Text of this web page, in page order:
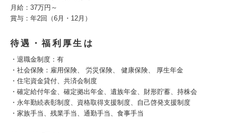
月給：37万円～
賞与：年2回（6月・12月）
待遇・福利厚生は
・退職金制度：有
・社会保険：雇用保険、 労災保険、 健康保険、 厚生年金
・住宅資金貸付、共済会制度
・確定給付年金、確定拠出年金、遺族年金、財形貯蓄、持株会
・永年勤続表彰制度、資格取得支援制度、自己啓発支援制度
・家族手当、残業手当、通勤手当、食事手当